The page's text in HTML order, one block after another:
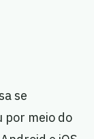
se
por meio do